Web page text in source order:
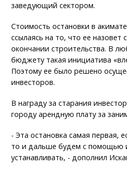
заведующий сектором.
Стоимость остановки в
ссылаясь на то, что ее назовет
окончании строительства. В
бюджету такая инициатива
Поэтому ее было решено
инвесторов.
В награду за старания
городу арендную плату за
- Эта остановка самая первая,
то и дальше будем с помощью
устанавливать, - дополнил